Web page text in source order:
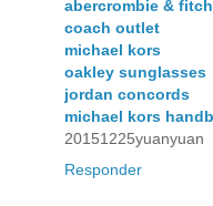
abercrombie & fitch
coach outlet
michael kors
oakley sunglasses
jordan concords
michael kors
20151225yuanyuan
Responder